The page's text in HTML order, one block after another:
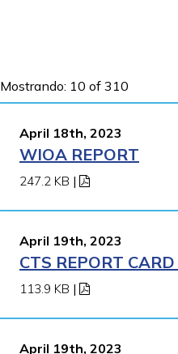
Mostrando: 10 of 310
April 18th, 2023
WIOA REPORT
247.2 KB |
April 19th, 2023
CTS REPORT
113.9 KB |
April 19th, 2023